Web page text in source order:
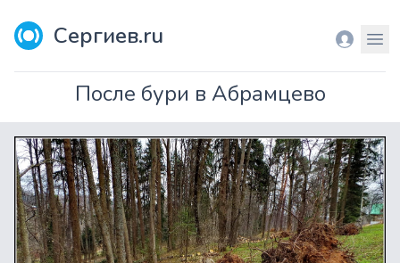
Сергиев.ru Вход
После бури в Абрамцево